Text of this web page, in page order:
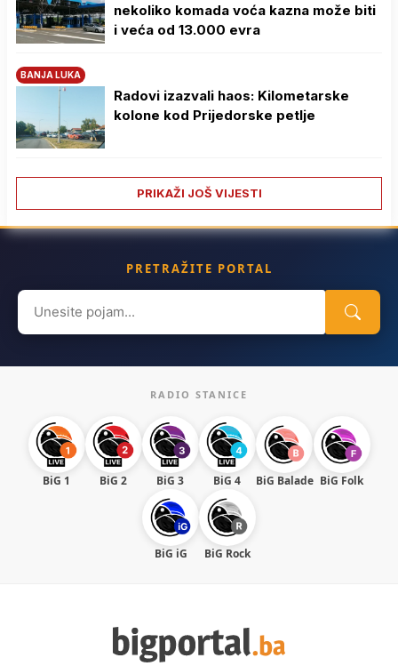
nekoliko komada voća kazna može biti
i veća od 13.000 evra
BANJA LUKA
Radovi izazvali haos: Kilometarske
kolone kod Prijedorske petlje
PRIKAŽI JOŠ VIJESTI
PRETRAŽITE PORTAL
Search
for:
RADIO STANICE
BiG 1 BiG 2 BiG 3 BiG 4 BiG Balade BiG Folk
BiG iG BiG Rock